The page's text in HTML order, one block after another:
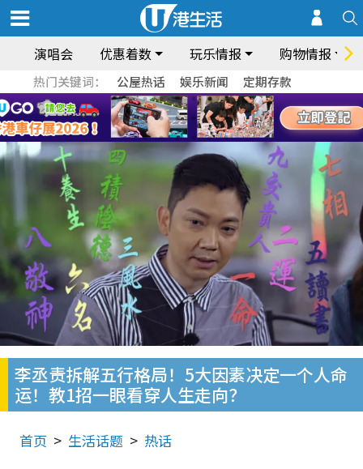
演唱会 优惠着数 玩乐情报 购物情报
热门关键词： 公屋热话 娱乐新闻 定期存款
李丞责拆解五行格局！5大因素决定一个人命
运！教1招一眼看穿人生走向？
首页 生活话题 热话